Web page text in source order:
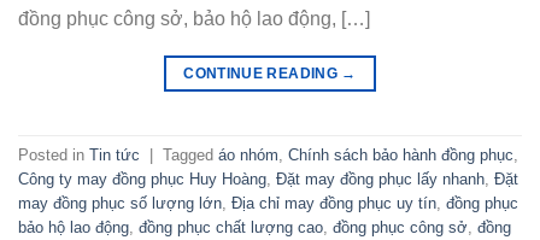
đồng phục công sở, bảo hộ lao động, […]
CONTINUE READING →
Posted in Tin tức Tagged áo nhóm, Chính sách bảo hành đồng phục,
Công ty may đồng phục Huy Hoàng, Đặt may đồng phục lấy nhanh, Đặt
may đồng phục số lượng lớn, Địa chỉ may đồng phục uy tín, đồng phục
bảo hộ lao động, đồng phục chất lượng cao, đồng phục công sở, đồng